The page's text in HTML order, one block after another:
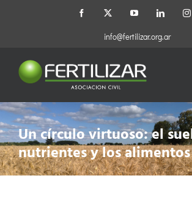
Facebook
X YouTubeLinkedIn
info@fertilizar.org.ar
Un círculo virtuoso: el
nutrientes y los alimentos